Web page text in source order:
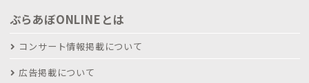
ぶらあぼONLINEとは
コンサート情報掲載について
広告掲載について